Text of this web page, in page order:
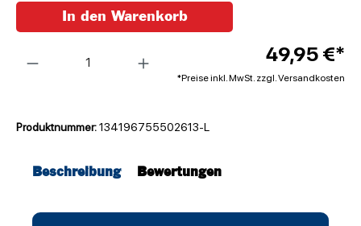
49,95 €*
*Preise inkl. MwSt. zzgl. Versandkosten
In den Warenkorb
Produktnummer:134196755502613-L
Beschreibung Bewertungen